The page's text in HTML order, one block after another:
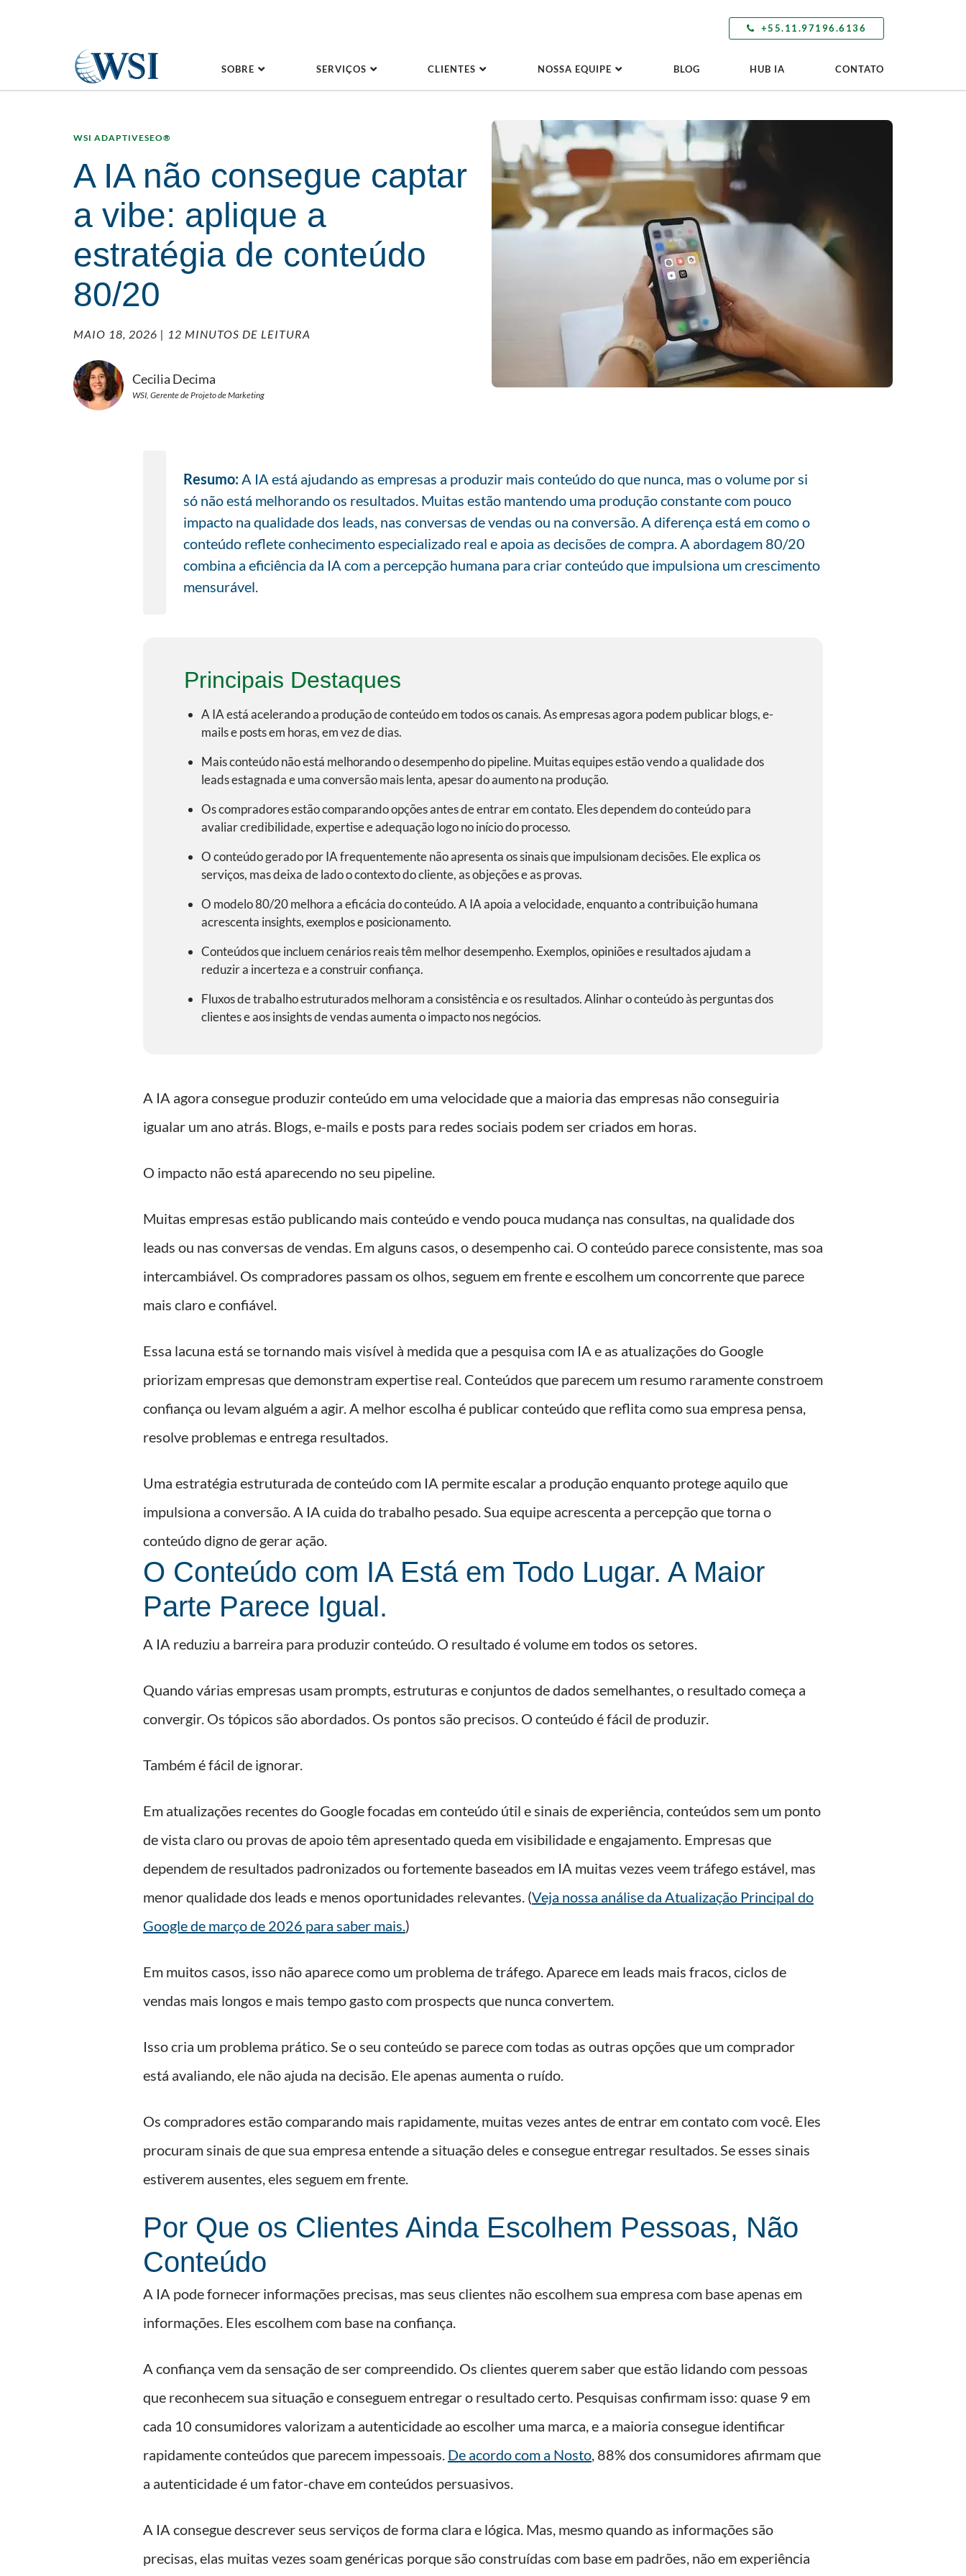
+55.11.97196.6136
SOBRE SERVIÇOS CLIENTES NOSSA EQUIPE BLOG HUB IA CONTATO
WSI ADAPTIVESEO®
A IA não consegue captar
a vibe: aplique a
estratégia de conteúdo
80/20
MAIO 18, 2026 | 12 MINUTOS DE LEITURA
Cecilia Decima
WSI, Gerente de Projeto de Marketing
Resumo:A IA está ajudando as empresas a produzir mais conteúdo do que nunca, mas o volume por si
só não está melhorando os resultados. Muitas estão mantendo uma produção constante com pouco
impacto na qualidade dos leads, nas conversas de vendas ou na conversão. A diferença está em como o
conteúdo reflete conhecimento especializado real e apoia as decisões de compra. A abordagem 80/20
combina a eficiência da IA com a percepção humana para criar conteúdo que impulsiona um crescimento
mensurável.
Principais Destaques
A IA está acelerando a produção de conteúdo em todos os canais. As empresas agora podem publicar blogs, e-
mails e posts em horas, em vez de dias.
Mais conteúdo não está melhorando o desempenho do pipeline. Muitas equipes estão vendo a qualidade dos
leads estagnada e uma conversão mais lenta, apesar do aumento na produção.
Os compradores estão comparando opções antes de entrar em contato. Eles dependem do conteúdo para
avaliar credibilidade, expertise e adequação logo no início do processo.
O conteúdo gerado por IA frequentemente não apresenta os sinais que impulsionam decisões. Ele explica os
serviços, mas deixa de lado o contexto do cliente, as objeções e as provas.
O modelo 80/20 melhora a eficácia do conteúdo. A IA apoia a velocidade, enquanto a contribuição humana
acrescenta insights, exemplos e posicionamento.
Conteúdos que incluem cenários reais têm melhor desempenho. Exemplos, opiniões e resultados ajudam a
reduzir a incerteza e a construir confiança.
Fluxos de trabalho estruturados melhoram a consistência e os resultados. Alinhar o conteúdo às perguntas dos
clientes e aos insights de vendas aumenta o impacto nos negócios.
A IA agora consegue produzir conteúdo em uma velocidade que a maioria das empresas não conseguiria
igualar um ano atrás. Blogs, e-mails e posts para redes sociais podem ser criados em horas.
O impacto não está aparecendo no seu pipeline.
Muitas empresas estão publicando mais conteúdo e vendo pouca mudança nas consultas, na qualidade dos
leads ou nas conversas de vendas. Em alguns casos, o desempenho cai. O conteúdo parece consistente, mas soa
intercambiável. Os compradores passam os olhos, seguem em frente e escolhem um concorrente que parece
mais claro e confiável.
Essa lacuna está se tornando mais visível à medida que a pesquisa com IA e as atualizações do Google
priorizam empresas que demonstram expertise real. Conteúdos que parecem um resumo raramente constroem
confiança ou levam alguém a agir. A melhor escolha é publicar conteúdo que reflita como sua empresa pensa,
resolve problemas e entrega resultados.
Uma estratégia estruturada de conteúdo com IA permite escalar a produção enquanto protege aquilo que
impulsiona a conversão. A IA cuida do trabalho pesado. Sua equipe acrescenta a percepção que torna o
conteúdo digno de gerar ação.
O Conteúdo com IA Está em Todo Lugar. A Maior
Parte Parece Igual.
A IA reduziu a barreira para produzir conteúdo. O resultado é volume em todos os setores.
Quando várias empresas usam prompts, estruturas e conjuntos de dados semelhantes, o resultado começa a
convergir. Os tópicos são abordados. Os pontos são precisos. O conteúdo é fácil de produzir.
Também é fácil de ignorar.
Em atualizações recentes do Google focadas em conteúdo útil e sinais de experiência, conteúdos sem um ponto
de vista claro ou provas de apoio têm apresentado queda em visibilidade e engajamento. Empresas que
dependem de resultados padronizados ou fortemente baseados em IA muitas vezes veem tráfego estável, mas
menor qualidade dos leads e menos oportunidades relevantes. (Veja nossa análise da Atualização Principal do
Google de março de 2026 para saber mais.)
Em muitos casos, isso não aparece como um problema de tráfego. Aparece em leads mais fracos, ciclos de
vendas mais longos e mais tempo gasto com prospects que nunca convertem.
Isso cria um problema prático. Se o seu conteúdo se parece com todas as outras opções que um comprador
está avaliando, ele não ajuda na decisão. Ele apenas aumenta o ruído.
Os compradores estão comparando mais rapidamente, muitas vezes antes de entrar em contato com você. Eles
procuram sinais de que sua empresa entende a situação deles e consegue entregar resultados. Se esses sinais
estiverem ausentes, eles seguem em frente.
Por Que os Clientes Ainda Escolhem Pessoas, Não
Conteúdo
A IA pode fornecer informações precisas, mas seus clientes não escolhem sua empresa com base apenas em
informações. Eles escolhem com base na confiança.
A confiança vem da sensação de ser compreendido. Os clientes querem saber que estão lidando com pessoas
que reconhecem sua situação e conseguem entregar o resultado certo. Pesquisas confirmam isso: quase 9 em
cada 10 consumidores valorizam a autenticidade ao escolher uma marca, e a maioria consegue identificar
rapidamente conteúdos que parecem impessoais. De acordo com a Nosto, 88% dos consumidores afirmam que
a autenticidade é um fator-chave em conteúdos persuasivos.
A IA consegue descrever seus serviços de forma clara e lógica. Mas, mesmo quando as informações são
precisas, elas muitas vezes soam genéricas porque são construídas com base em padrões, não em experiência